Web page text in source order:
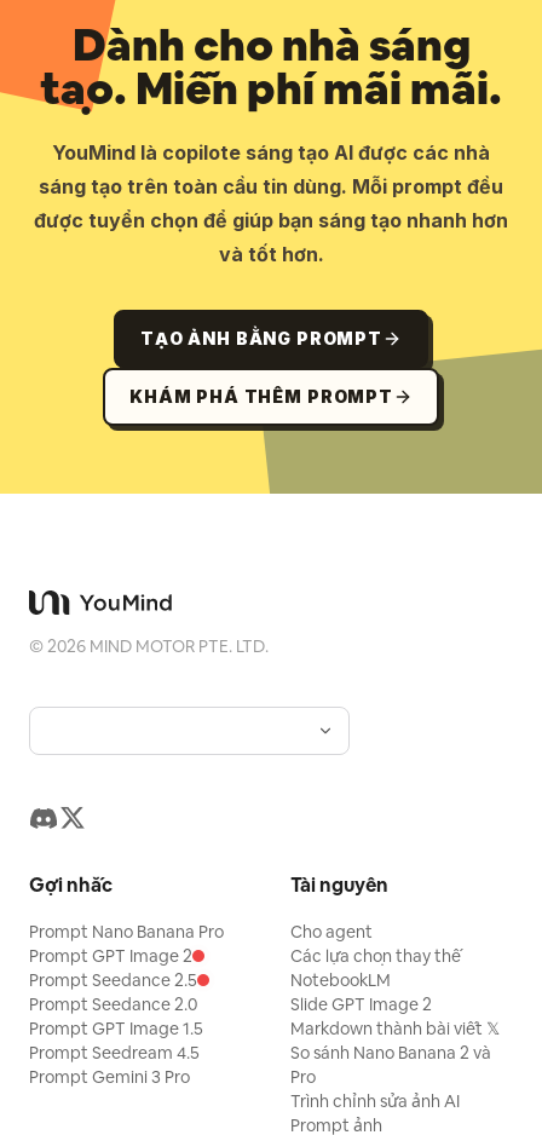
Dành cho nhà sáng
tạo. Miễn phí mãi mãi.
YouMind là copilote sáng tạo AI được các nhà
sáng tạo trên toàn cầu tin dùng. Mỗi prompt đều
được tuyển chọn để giúp bạn sáng tạo nhanh hơn
và tốt hơn.
TẠO ẢNH BẰNG PROMPT
KHÁM PHÁ THÊM PROMPT
©2026 MIND MOTOR PTE. LTD.
Gợi nhắc
Prompt Nano Banana Pro
Prompt GPT Image 2
Prompt Seedance 2.5
Prompt Seedance 2.0
Prompt GPT Image 1.5
Prompt Seedream 4.5
Prompt Gemini 3 Pro
Tài nguyên
Cho agent
Các lựa chọn thay thế
NotebookLM
Slide GPT Image 2
Markdown thành bài viết 𝕏
So sánh Nano Banana 2 và
Pro
Trình chỉnh sửa ảnh AI
Prompt ảnh